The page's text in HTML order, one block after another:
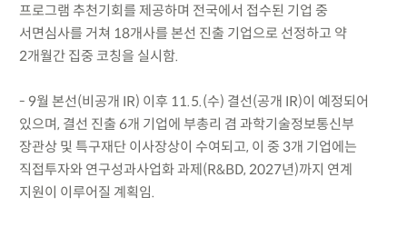
프로그램 추천기회를 제공하며 전국에서 접수된 기업 중
서면심사를 거쳐 18개사를 본선 진출 기업으로 선정하고 약
2개월간 집중 코칭을 실시함.
- 9월 본선(비공개 IR) 이후 11.5.(수) 결선(공개 IR)이 예정되어
있으며, 결선 진출 6개 기업에 부총리 겸 과학기술정보통신부
장관상 및 특구재단 이사장상이 수여되고, 이 중 3개 기업에는
직접투자와 연구성과사업화 과제(R&BD, 2027년)까지 연계
지원이 이루어질 계획임.